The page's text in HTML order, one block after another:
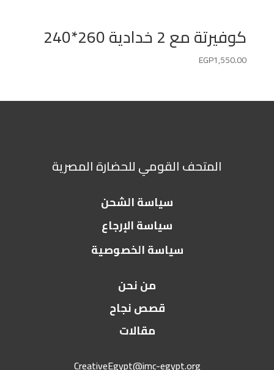
كوفيرتة مع 2 خدادية 260*240
EGP1,550.00
المتحف القومي للحضارة المصرية
سياسة الشحن
سياسة الإرجاع
سياسة الخصوصية
من نحن
قصص نجاح
مقالات
CreativeEgypt@imc-egypt.org